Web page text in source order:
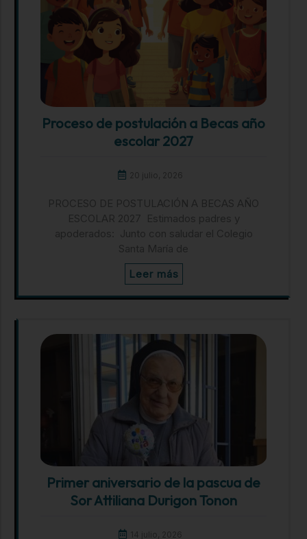
Proceso de postulación a Becas año
escolar 2027
20 julio, 2026
PROCESO DE POSTULACIÓN A BECAS AÑO
ESCOLAR 2027 Estimados padres y
apoderados: Junto con saludar el Colegio
Santa María de
Leer más
Primer aniversario de la pascua de
Sor Attiliana Durigon Tonon
14 julio, 2026